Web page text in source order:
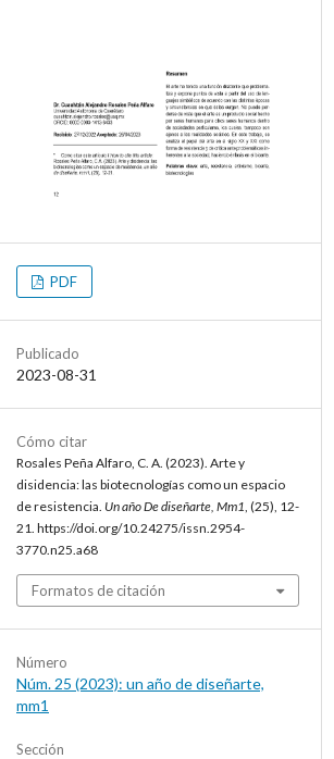
PDF
Publicado
2023-08-31
Cómo citar
Rosales Peña Alfaro, C. A. (2023). Arte y
disidencia: las biotecnologías como un espacio
de resistencia. Un año De diseñarte, Mm1 , (25), 12-
21. https://doi.org/10.24275/issn.2954-
3770.n25.a68
Formatos de citación
Número
Núm. 25 (2023): un año de diseñarte,
mm1
Sección